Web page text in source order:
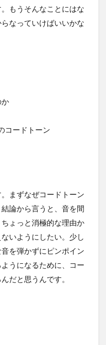
もうそんなことにはな
なっていけばいいかな
ードトーン
まずなぜコードトーン
論から言うと、音を間
ょっと消極的な理由か
いようにしたい。少し
を弾かずにピンポイン
うになるために、コー
だと思うんです。